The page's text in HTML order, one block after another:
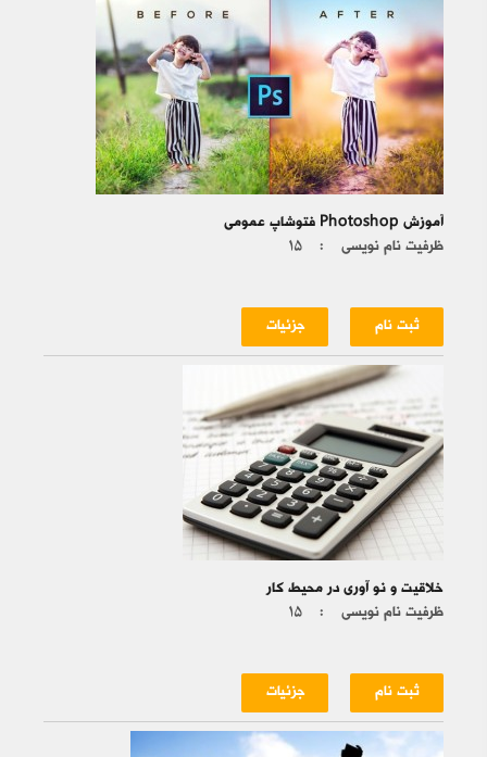
آموزش Photoshop فتوشاپ عمومی
ظرفیت نام نویسی : ۱۵
ثبت نام جزئیات
خلاقیت و نو آوری در محیط کار
ظرفیت نام نویسی : ۱۵
ثبت نام جزئیات